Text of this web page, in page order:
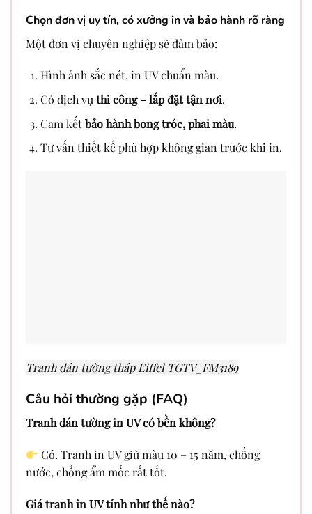
Chọn đơn vị uy tín, có xưởng in và bảo hành rõ ràng
Một đơn vị chuyên nghiệp sẽ đảm bảo:
Hình ảnh sắc nét, in UV chuẩn màu.
Có dịch vụ thi công – lắp đặt tận nơi.
Cam kếtbảo hành bong tróc, phai màu.
Tư vấn thiết kế phù hợp không gian trước khi in.
Tranh dán tường tháp Eiffel TGTV_FM3189
Câu hỏi thường gặp (FAQ)
Tranh dán tường in UV có bền không?
Có. Tranh in UV giữ màu 10 – 15 năm, chống
nước, chống ẩm mốc rất tốt.
Giá tranh in UV tính như thế nào?